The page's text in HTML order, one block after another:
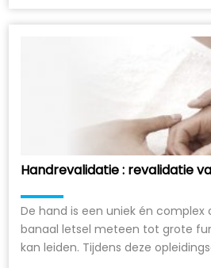
Handrevalidatie : revalidatie
De hand is een uniek én complex
banaal letsel meteen tot grote
kan leiden. Tijdens deze